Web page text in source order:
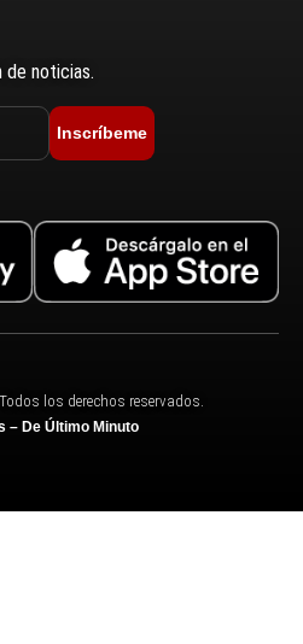
noticias.
Inscríbeme
los derechos reservados.
– De Último Minuto